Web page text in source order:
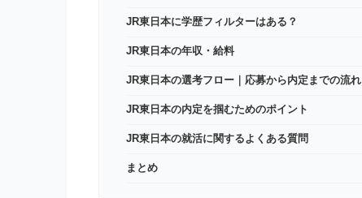
JR東日本に学歴フィルターはある？
JR東日本の年収・給料
JR東日本の選考フロー｜応募から内定までの流れ
JR東日本の内定を掴むためのポイント
JR東日本の就活に関するよくある質問
まとめ